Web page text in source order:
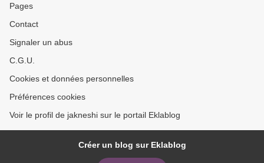
Pages
Contact
Signaler un abus
C.G.U.
Cookies et données personnelles
Préférences cookies
Voir le profil de jakneshi sur le portail Eklablog
Créer un blog sur Eklablog